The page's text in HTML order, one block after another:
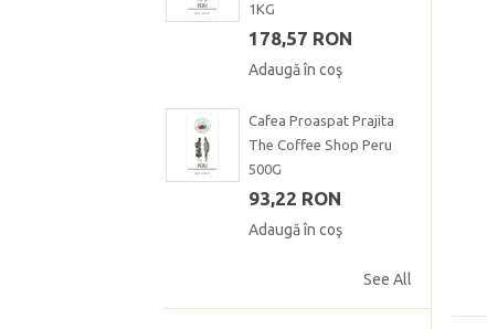
1KG
178,57 RON
Adaugă în coş
Cafea Proaspat Prajita
The Coffee Shop Peru
500G
93,22 RON
Adaugă în coş
See All